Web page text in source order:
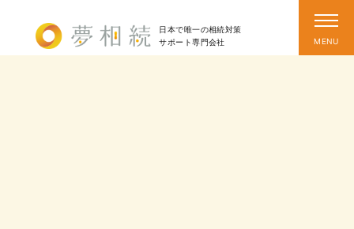
日本で唯一の相続対策
サポート専門会社